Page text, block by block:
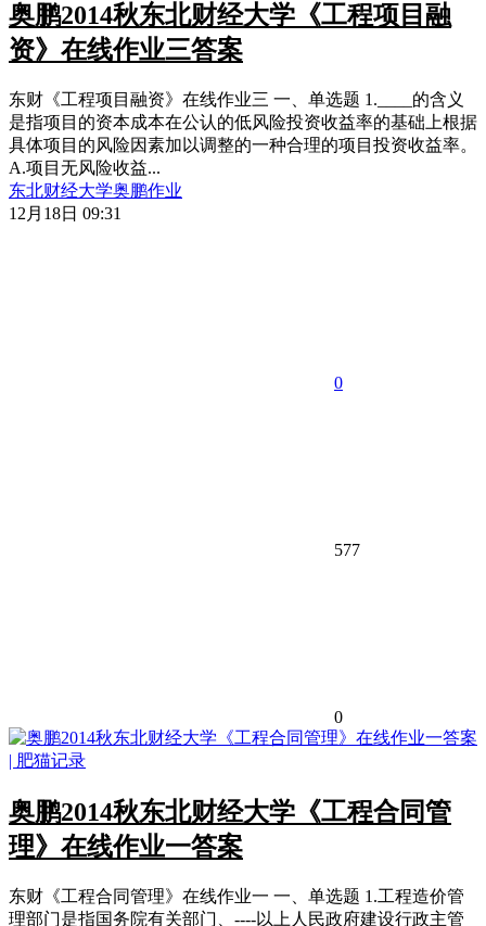
奥鹏2014秋东北财经大学《工程项目融
资》在线作业三答案
东财《工程项目融资》在线作业三 一、单选题 1.____的含义
是指项目的资本成本在公认的低风险投资收益率的基础上根据
具体项目的风险因素加以调整的一种合理的项目投资收益率。
A.项目无风险收益...
东北财经大学奥鹏作业
12月18日 09:31
0
577
0
奥鹏2014秋东北财经大学《工程合同管
理》在线作业一答案
东财《工程合同管理》在线作业一 一、单选题 1.工程造价管
理部门是指国务院有关部门、----以上人民政府建设行政主管